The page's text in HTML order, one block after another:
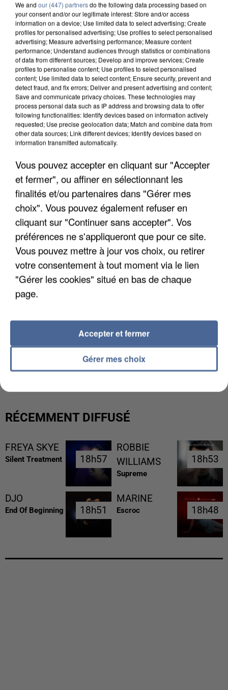
DE FAUNE SAUVAGE SONT...
L’UN DES FONDATEURS SUPPOSÉS DE LA DZ
MAFIA INTERPELLÉ EN ALGÉRIE
RÉCEMMENT DIFFUSÉ
FREYA SKYE
Silent Treatment 18h57
18h57
ROBBIE
WILLIAMS
Supreme
18h53
18h53
DJO
End Of Beginning 18h51
18h51
MARINE
Escroc 18h48
18h48
We and our (447) partnersdo the following data processing based on
your consent and/or our legitimate interest: Store and/or access
information on a device; Use limited data to select advertising; Create
profiles for personalised advertising; Use profiles to select personalised
advertising; Measure advertising performance; Measure content
performance; Understand audiences through statistics or combinations
of data from different sources; Develop and improve services; Create
profiles to personalise content; Use profiles to select personalised
content; Use limited data to select content; Ensure security, prevent and
detect fraud, and fix errors; Deliver and present advertising and content;
Save and communicate privacy choices. These technologies may
process personal data such as IP address and browsing data to offer
following functionalities: Identify devices based on information actively
requested; Use precise geolocation data; Match and combine data from
other data sources; Link different devices; Identify devices based on
information transmitted automatically.
Vous pouvez accepter en cliquant sur "Accepter
et fermer", ou affiner en sélectionnant les
finalités et/ou partenaires dans "Gérer mes
choix". Vous pouvez également refuser en
cliquant sur "Continuer sans accepter". Vos
préférences ne s'appliqueront que pour ce site.
Vous pouvez mettre à jour vos choix, ou retirer
votre consentement à tout moment via le lien
"Gérer les cookies" situé en bas de chaque
page.
Gérer mes choix
Accepter et fermer